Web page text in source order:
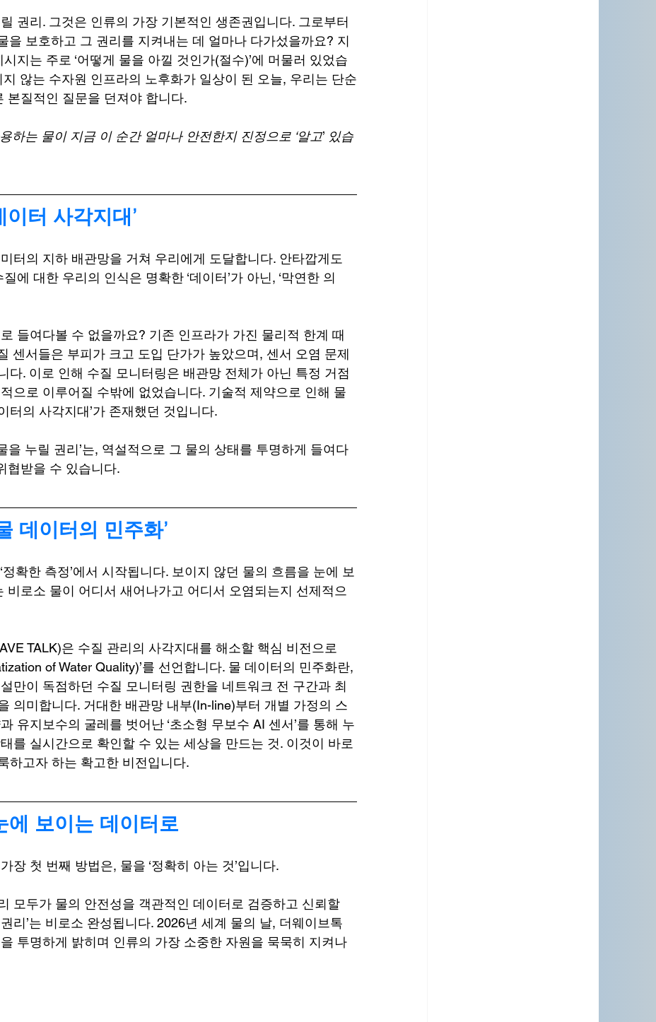
권리. 그것은 인류의 가장 기본적인 생존권입니다. 그로부터
을 보호하고 그 권리를 지켜내는 데 얼마나 다가섰을까요? 지
지는 주로 ‘어떻게 물을 아낄 것인가(절수)’에 머물러 있었습
않는 수자원 인프라의 노후화가 일상이 된 오늘, 우리는 단순
본질적인 질문을 던져야 합니다.
하는 물이 지금 이 순간 얼마나 안전한지 진정으로 ‘알고’ 있습
터 사각지대’
터의 지하 배관망을 거쳐 우리에게 도달합니다. 안타깝게도
에 대한 우리의 인식은 명확한 ‘데이터’가 아닌, ‘막연한 의
들여다볼 수 없을까요? 기존 인프라가 가진 물리적 한계 때
센서들은 부피가 크고 도입 단가가 높았으며, 센서 오염 문제
다. 이로 인해 수질 모니터링은 배관망 전체가 아닌 특정 거점
으로 이루어질 수밖에 없었습니다. 기술적 제약으로 인해 물
터의 사각지대’가 존재했던 것입니다.
을 누릴 권리’는, 역설적으로 그 물의 상태를 투명하게 들여다
협받을 수 있습니다.
데이터의 민주화’
확한 측정’에서 시작됩니다. 보이지 않던 물의 흐름을 눈에 보
비로소 물이 어디서 새어나가고 어디서 오염되는지 선제적으
TALK)은 수질 관리의 사각지대를 해소할 핵심 비전으로
of Water Quality)’를 선언합니다. 물 데이터의 민주화란,
만이 독점하던 수질 모니터링 권한을 네트워크 전 구간과 최
의미합니다. 거대한 배관망 내부(In-line)부터 개별 가정의 스
유지보수의 굴레를 벗어난 ‘초소형 무보수 AI 센서’를 통해 누
를 실시간으로 확인할 수 있는 세상을 만드는 것. 이것이 바로
하고자 하는 확고한 비전입니다.
에 보이는 데이터로
장 첫 번째 방법은, 물을 ‘정확히 아는 것’입니다.
모두가 물의 안전성을 객관적인 데이터로 검증하고 신뢰할
리’는 비로소 완성됩니다. 2026년 세계 물의 날, 더웨이브톡
투명하게 밝히며 인류의 가장 소중한 자원을 묵묵히 지켜나